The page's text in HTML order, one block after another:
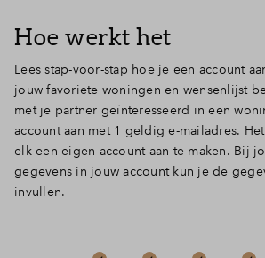
Hoe werkt het
Lees stap-voor-stap hoe je een account
jouw favoriete woningen en wensenlijst
met je partner geïnteresseerd in een
account aan met 1 geldig e-mailadres.
elk een eigen account aan te maken. Bij
gegevens in jouw account kun je de
invullen.